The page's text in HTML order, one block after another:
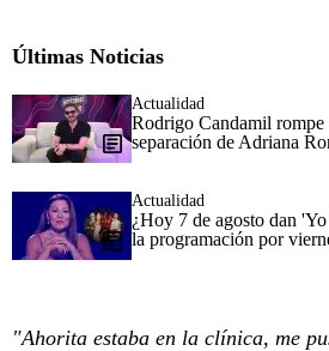
Últimas Noticias
Actualidad
Rodrigo Candamil rompe
separación de Adriana
Actualidad
¿Hoy 7 de agosto dan
la programación por
"Ahorita estaba en la clínica, me